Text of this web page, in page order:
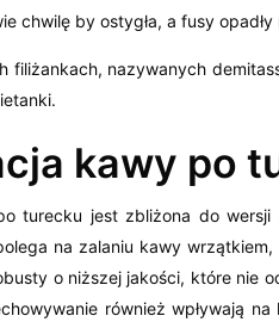
chwilę by ostygła, a fusy opadły
filiżankach, nazywanych
kawy po
turecku jest zbliżona do
na zalaniu kawy
o niższej jakości, które nie
również wpływają